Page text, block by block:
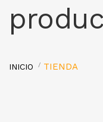
INICIO TIENDA